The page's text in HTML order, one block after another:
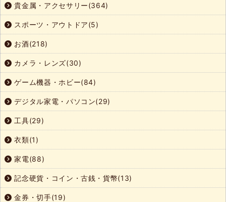
貴金属・アクセサリー(364)
スポーツ・アウトドア(5)
お酒(218)
カメラ・レンズ(30)
ゲーム機器・ホビー(84)
デジタル家電・パソコン(29)
工具(29)
衣類(1)
家電(88)
記念硬貨・コイン・古銭・貨幣(13)
金券・切手(19)